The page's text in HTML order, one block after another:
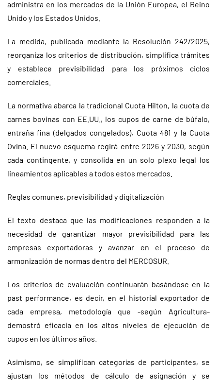
administra en los mercados de la Unión Europea, el Reino
Unido y los Estados Unidos.
La medida, publicada mediante la Resolución 242/2025,
reorganiza los criterios de distribución, simplifica trámites
y establece previsibilidad para los próximos ciclos
comerciales.
La normativa abarca la tradicional Cuota Hilton, la cuota de
carnes bovinas con EE.UU., los cupos de carne de búfalo,
entraña fina (delgados congelados), Cuota 481 y la Cuota
Ovina. El nuevo esquema regirá entre 2026 y 2030, según
cada contingente, y consolida en un solo plexo legal los
lineamientos aplicables a todos estos mercados.
Reglas comunes, previsibilidad y digitalización
El texto destaca que las modificaciones responden a la
necesidad de garantizar mayor previsibilidad para las
empresas exportadoras y avanzar en el proceso de
armonización de normas dentro del MERCOSUR.
Los criterios de evaluación continuarán basándose en la
past performance, es decir, en el historial exportador de
cada empresa, metodología que -según Agricultura-
demostró eficacia en los altos niveles de ejecución de
cupos en los últimos años.
Asimismo, se simplifican categorías de participantes, se
ajustan los métodos de cálculo de asignación y se